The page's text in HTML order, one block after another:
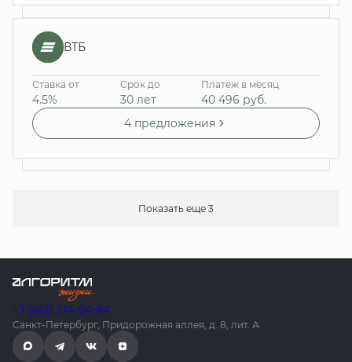
ВТБ
Ставка от
4.5%
Срок до
30 лет
Платеж в месяц
40 496 руб.
4 предложения
Показать еще 3
+7 (812) 214-04-94
Санкт-Петербург, Придорожная аллея, д. 8, лит. А